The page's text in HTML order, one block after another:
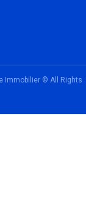
Immobilier © All Rights